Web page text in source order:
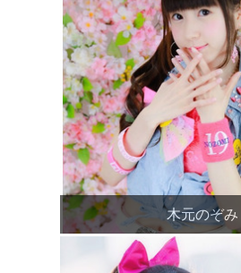
木元のぞみ